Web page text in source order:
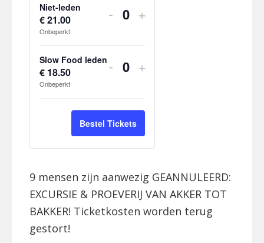
van
Kinderen
v
e
l
e
i
d
van
Kinderen
Niet-leden
€21.00
Onbeperkt
Verhoog
van
Niet-
leden
-
H
v
e
l
h
e
d
Verhoog
van
Niet-
leden
+
Slow Food leden
€ 18.50
Onbeperkt
Verhoog
tickets
van
Slow
leden
-
H
e
v
e
l
h
e
Verhoog
tickets
Slow
Food
leden
+
Bestel Tickets
9 mensen zijn aanwezig GEANNULEERD:
EXCURSIE & PROEVERIJ VAN AKKER TOT
BAKKER! Ticketkosten worden terug
gestort!